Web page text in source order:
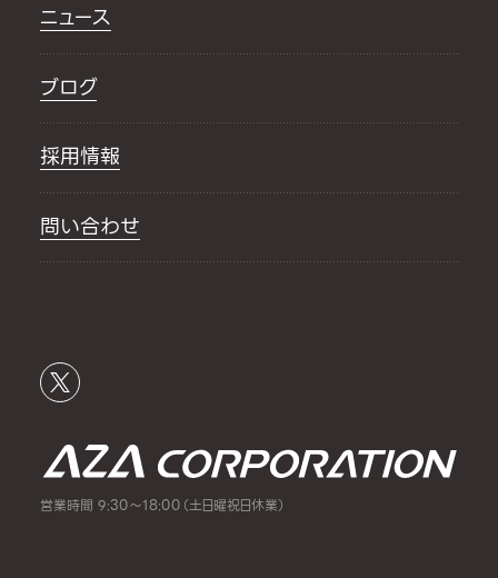
ニュース
ブログ
採用情報
問い合わせ
営業時間 9:30～18:00（土日曜祝日休業）